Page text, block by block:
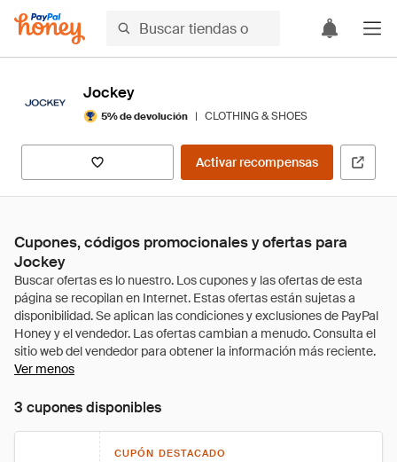
Jockey
5% de devolución | CLOTHING & SHOES
Activar recompensas
Cupones, códigos promocionales y ofertas para
Jockey
Ver menos
3 cupones disponibles
CUPÓN DESTACADO